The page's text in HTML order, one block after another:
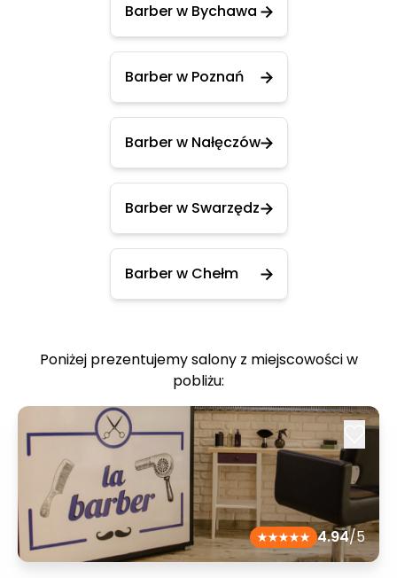
Barber w Bychawa
Barber w Poznań
Barber w Nałęczów
Barber w Swarzędz
Barber w Chełm
Poniżej prezentujemy salony z miejscowości w
pobliżu:
4.94/5